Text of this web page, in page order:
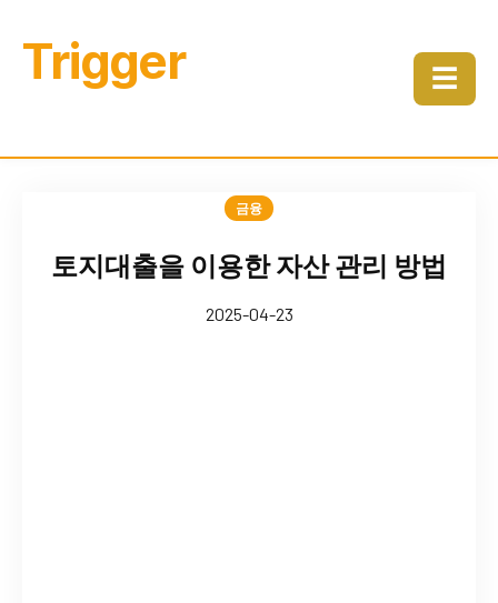
Trigger ☰
금융
토지대출을 이용한 자산 관리 방법
2025-04-23